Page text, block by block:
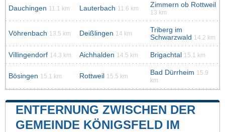
Dauchingen 11.1 km Lauterbach 11.6 km Zimmern ob Rottweil
13 km
Vöhrenbach 13.5 km Deißlingen 14 km
Triberg im
Schwarzwald 14.2 km
Villingendorf 14.3 km Aichhalden 14.5 km Brigachtal 15.1 km
Bösingen 15.1 km Rottweil 15.5 km Bad Dürrheim 15.9
km
ENTFERNUNG ZWISCHEN DER
GEMEINDE KÖNIGSFELD IM